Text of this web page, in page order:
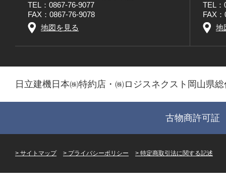
TEL：0867-76-9077
FAX：0867-76-9078
地図を見る
TEL：
FAX
地
日立建機日本㈱特約店・㈱ロジスネクスト岡山県
古物商許可
サイトマップ プライバシーポリシー 特定商取引法に関する記述